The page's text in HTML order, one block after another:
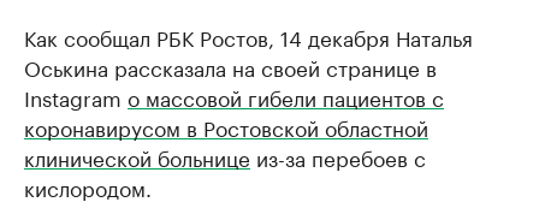
Как сообщал РБК Ростов, 14 декабря Наталья
Оськина рассказала на своей странице в
Instagram о массовой гибели пациентов с
коронавирусом в Ростовской областной
клинической больнице из-за перебоев с
кислородом.